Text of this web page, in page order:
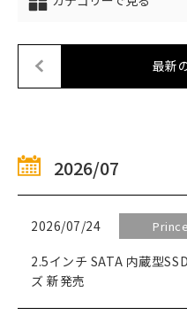
最新
2026/07
2026/07/24
2.5インチ SATA 内蔵型
ズ 新発売